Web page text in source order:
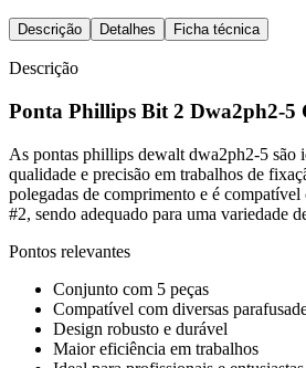
Descrição Detalhes Ficha técnica
Descrição
Ponta Phillips Bit 2 Dwa2ph2-5
As pontas phillips dewalt dwa2ph2-5 são
qualidade e precisão em trabalhos de
polegadas de comprimento e é
#2, sendo adequado para uma variedade
Pontos relevantes
Conjunto com 5 peças
Compatível com diversas
Design robusto e durável
Maior eficiência em trabalhos